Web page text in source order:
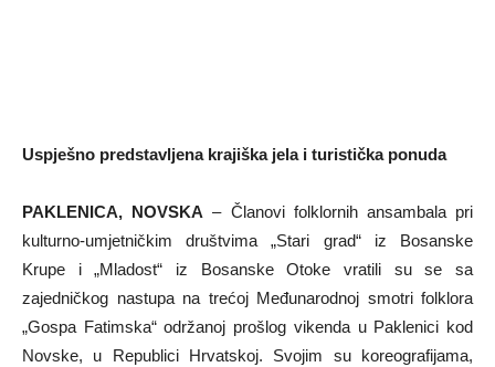
Uspješno predstavljena krajiška jela i turistička ponuda
PAKLENICA, NOVSKA – Članovi folklornih ansambala pri
kulturno-umjetničkim društvima „Stari grad“ iz Bosanske
Krupe i „Mladost“ iz Bosanske Otoke vratili su se sa
zajedničkog nastupa na trećoj Međunarodnoj smotri folklora
„Gospa Fatimska“ održanoj prošlog vikenda u Paklenici kod
Novske, u Republici Hrvatskoj. Svojim su koreografijama,